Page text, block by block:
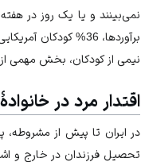
نمی‏‌بینند و یا یک روز در
نیمی از کودکان، بخش مهمی از
اقتدار مرد در خانوادۀ
در ایران تا پیش از
تحصیل فرزندان در خارج و